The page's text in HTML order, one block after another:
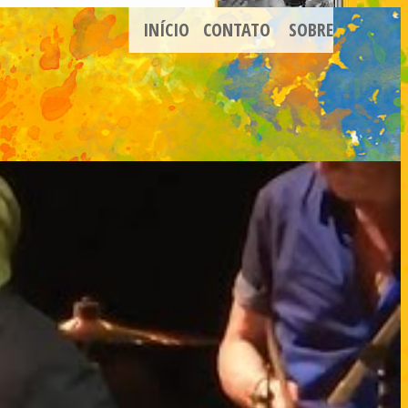
INÍCIO CONTATO SOBRE